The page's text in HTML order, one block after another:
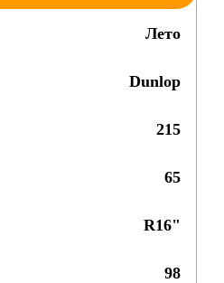
Лето
Dunlop
215
65
R16"
98